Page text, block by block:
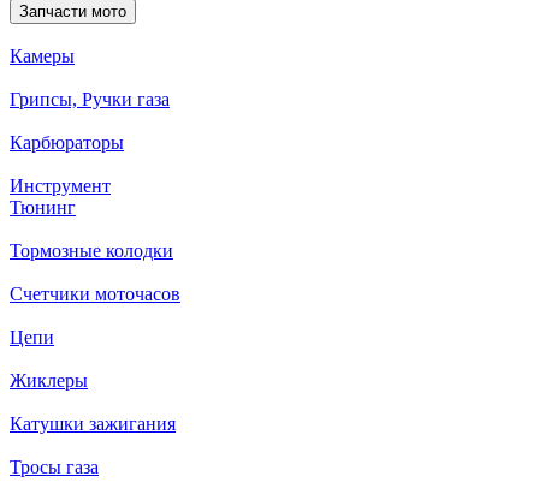
Запчасти мото
Камеры
Грипсы, Ручки газа
Карбюраторы
Инструмент
Тюнинг
Тормозные колодки
Счетчики моточасов
Цепи
Жиклеры
Катушки зажигания
Тросы газа